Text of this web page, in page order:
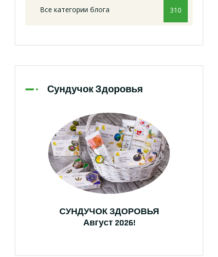
Все категории блога 310
Сундучок Здоровья
СУНДУЧОК ЗДОРОВЬЯ
Август 2026!